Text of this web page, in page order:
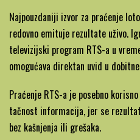
Najpouzdaniji izvor za praćenje
redovno emituje rezultate uživo.
televizijski program RTS-a u
omogućava direktan uvid u
Praćenje RTS-a je posebno
tačnost informacija, jer se
bez kašnjenja ili grešaka.